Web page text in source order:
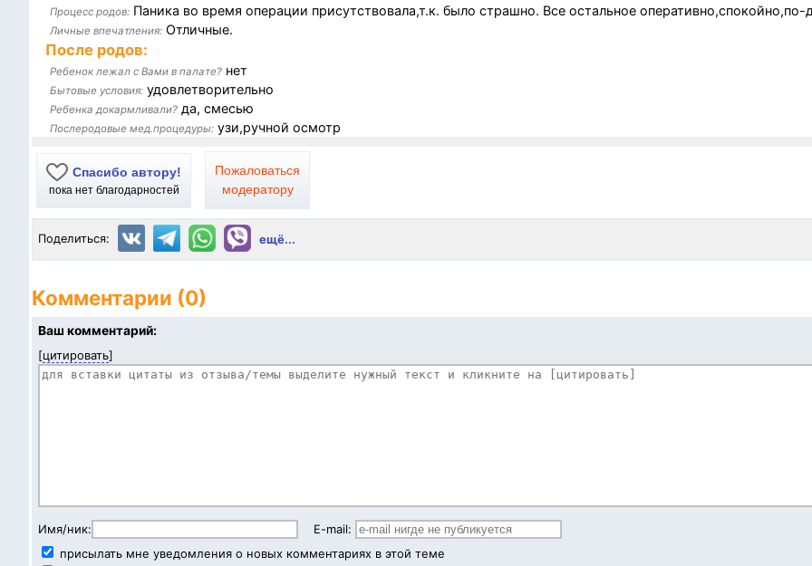
Процесс родов: Паника во время операции присутствовала,т.к. было страшно. Все остальное оперативно,спокойно,по-
Личные впечатления: Отличные.
После родов:
Ребенок лежал с Вами в палате? нет
Бытовые условия: удовлетворительно
Ребенка докармливали? да, смесью
Послеродовые мед.процедуры: узи,ручной осмотр
Спасибо автору!
пока нет благодарностей
Пожаловаться
модератору
Поделиться: ещё...
Комментарии (0)
Ваш комментарий:
[цитировать]
Имя/ник:
E-mail:
присылать мне уведомления о новых комментариях в этой теме